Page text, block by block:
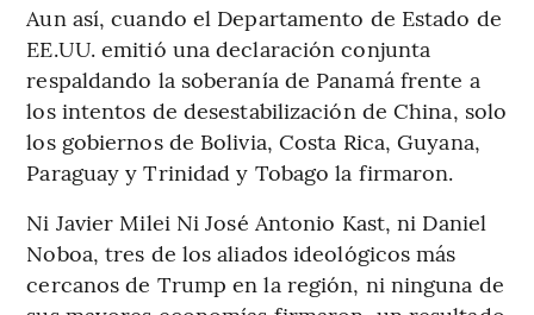
Aun así, cuando el Departamento de Estado de
EE.UU. emitió una declaración conjunta
respaldando la soberanía de Panamá frente a
los intentos de desestabilización de China, solo
los gobiernos de Bolivia, Costa Rica, Guyana,
Paraguay y Trinidad y Tobago la firmaron.
Ni Javier Milei Ni José Antonio Kast, ni Daniel
Noboa, tres de los aliados ideológicos más
cercanos de Trump en la región, ni ninguna de